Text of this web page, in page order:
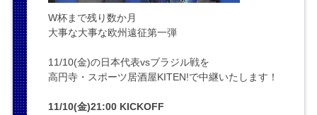
W杯まで残り数か月
大事な大事な欧州遠征第一弾
11/10(金)の日本代表vsブラジル戦を
高円寺・スポーツ居酒屋KITEN!で中継いたします！
11/10(金)21:00 KICKOFF